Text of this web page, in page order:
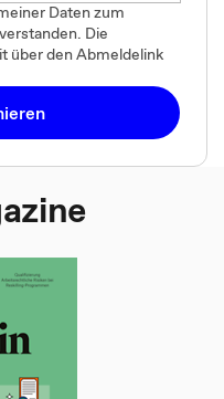
Daten zum
Die
über den Abmeldelink